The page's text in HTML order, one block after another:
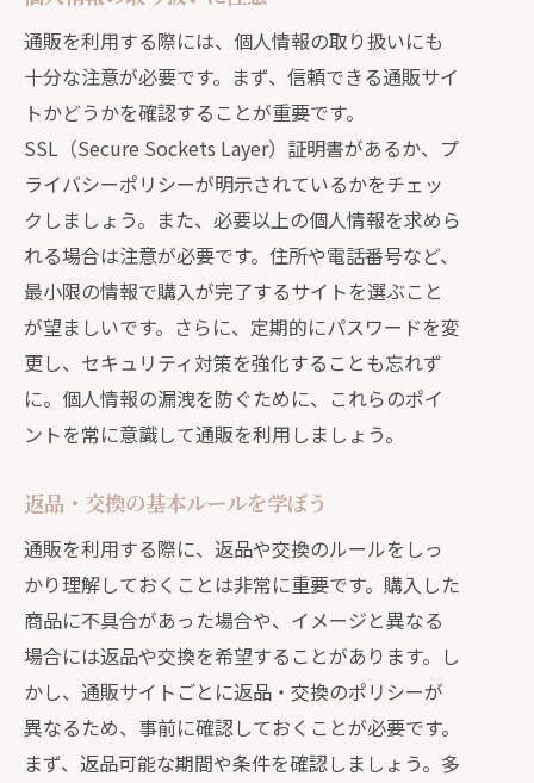
トラブル対応ガイド
通販を楽しむための心構え
通販を利用する際には、個人情報の取り扱いにも
十分な注意が必要です。まず、信頼できる通販サイ
トかどうかを確認することが重要です。
SSL（Secure Sockets Layer）証明書があるか、プ
ライバシーポリシーが明示されているかをチェッ
クしましょう。また、必要以上の個人情報を求めら
れる場合は注意が必要です。住所や電話番号など、
最小限の情報で購入が完了するサイトを選ぶこと
が望ましいです。さらに、定期的にパスワードを変
更し、セキュリティ対策を強化することも忘れず
に。個人情報の漏洩を防ぐために、これらのポイ
ントを常に意識して通販を利用しましょう。
返品・交換の基本ルールを学ぼう
通販を利用する際に、返品や交換のルールをしっ
かり理解しておくことは非常に重要です。購入した
商品に不具合があった場合や、イメージと異なる
場合には返品や交換を希望することがあります。し
かし、通販サイトごとに返品・交換のポリシーが
異なるため、事前に確認しておくことが必要です。
まず、返品可能な期間や条件を確認しましょう。多